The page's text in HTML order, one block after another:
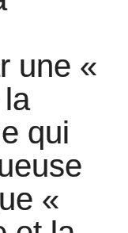
une «
qui
«